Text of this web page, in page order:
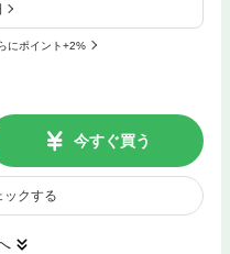
にポイント+2%
今すぐ買う
ックする